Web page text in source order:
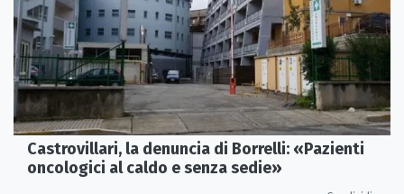
Castrovillari, la denuncia di Borrelli: «Pazienti
oncologici al caldo e senza sedie»